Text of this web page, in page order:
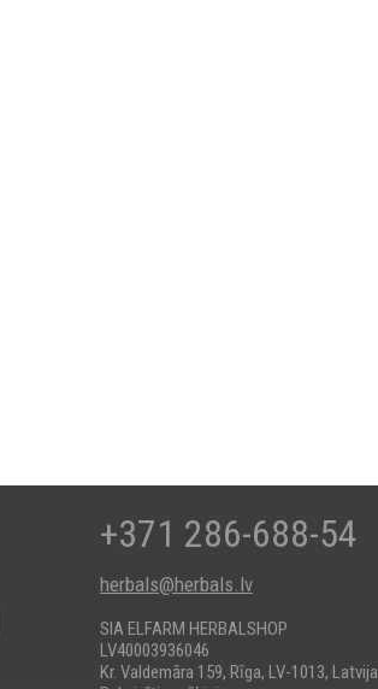
+371 286-688-54
herbals@herbals.lv
SIA ELFARM HERBALSHOP
LV40003936046
Kr. Valdemāra 159, Rīga, LV-1013, Latvija